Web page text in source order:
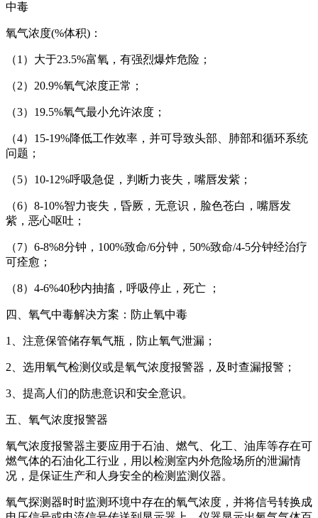
中毒
氧气浓度(%体积)：
（1）大于23.5%富氧，有强烈爆炸危险；
（2）20.9%氧气浓度正常；
（3）19.5%氧气最小允许浓度；
（4）15-19%降低工作效率，并可导致头部、肺部和循环系统
问题；
（5）10-12%呼吸急促，判断力丧失，嘴唇发紫；
（6）8-10%智力丧失，昏厥，无意识，脸色苍白，嘴唇发
紫，恶心呕吐；
（7）6-8%8分钟，100%致命/6分钟，50%致命/4-5分钟经治疗
可痊愈；
（8）4-6%40秒内抽搐，呼吸停止，死亡 ；
四、氧气中毒解决方案：防止氧中毒
1、注意保管储存氧气瓶，防止氧气泄漏；
2、选用氧气检测仪或是氧气浓度报警器，及时查漏报警；
3、提高人们的防患意识和安全意识。
五、氧气浓度报警器
氧气浓度报警器主要应用于石油、燃气、化工、油库等存在可
燃气体的石油化工行业，用以检测室内外危险场所的泄漏情
况，是保证生产和人身安全的检测监测仪器。
氧气探测器时时监测环境中存在的氧气浓度，并将信号转换成